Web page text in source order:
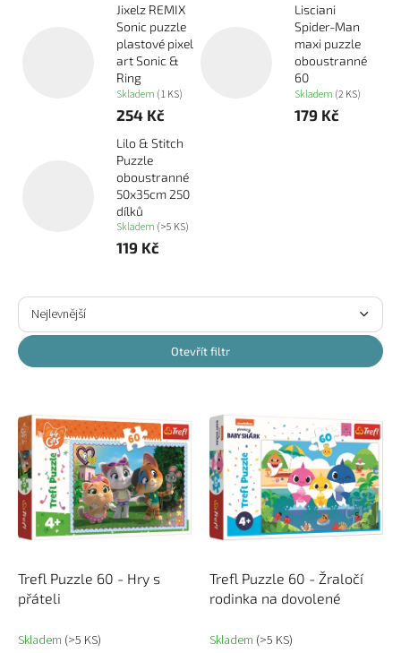
Jixelz REMIX
Sonic puzzle
plastové pixel
art Sonic &
Ring
Skladem (1 KS)
254 Kč
Lisciani
Spider-Man
maxi puzzle
oboustranné
60
Skladem (2 KS)
179 Kč
Lilo & Stitch
Puzzle
oboustranné
50x35cm 250
dílků
Skladem (>5 KS)
119 Kč
Ř
z
e
n
p
r
o
d
u
k
t
Nejlevnější
Abecedně
Otevřít filtr
ý
p
i
s
p
r
o
u
k
t
ů
Trefl Puzzle 60 - Hry s
přáteli
Skladem (>5 KS)
Trefl Puzzle 60 - Žraločí
rodinka na dovolené
Skladem (>5 KS)